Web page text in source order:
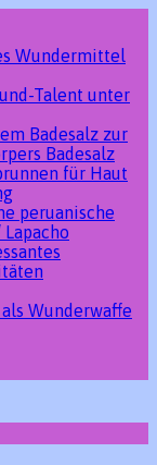
Wundermittel
Talent unter
Badesalz zur
Badesalz
für Haut
peruanische
Lapacho
Wunderwaffe